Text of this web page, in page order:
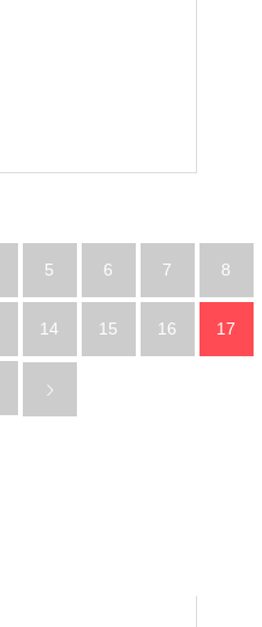
5 6 7 8
14 15 16 17